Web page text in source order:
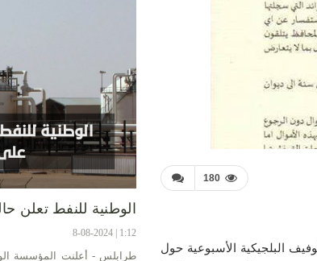
180
البلجيكية الأسبوعية حول
الوطنية للنفط تعلن
1:12 | 8-08-2024
طرابلس - أعلنت المؤسسة